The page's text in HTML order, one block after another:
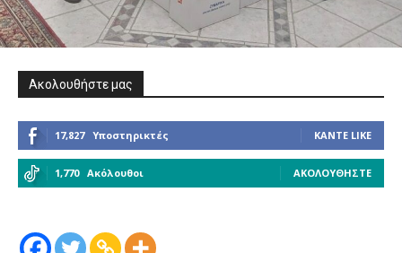
Ακολουθήστε μας
17,827 Υποστηρικτές ΚΆΝΤΕ LIKE
1,770 Ακόλουθοι ΑΚΟΛΟΥΘΉΣΤΕ